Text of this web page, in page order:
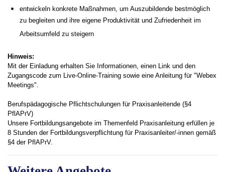
entwickeln konkrete Maßnahmen, um Auszubildende bestmöglich
zu begleiten und ihre eigene Produktivität und Zufriedenheit im
Arbeitsumfeld zu steigern
Hinweis:
Mit der Einladung erhalten Sie Informationen, einen Link und den
Zugangscode zum Live-Online-Training sowie eine Anleitung für "Webex
Meetings".
Berufspädagogische Pflichtschulungen für Praxisanleitende (§4
PflAPrV)
Unsere Fortbildungsangebote im Themenfeld Praxisanleitung erfüllen je
8 Stunden der Fortbildungsverpflichtung für Praxisanleiter/-innen gemäß
§4 der PflAPrV.